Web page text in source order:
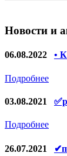
Якоря,
Щётки,
Ремни
Новости и
06.08.2022 •
Подробнее
03.08.2021
Подробнее
26.07.2021